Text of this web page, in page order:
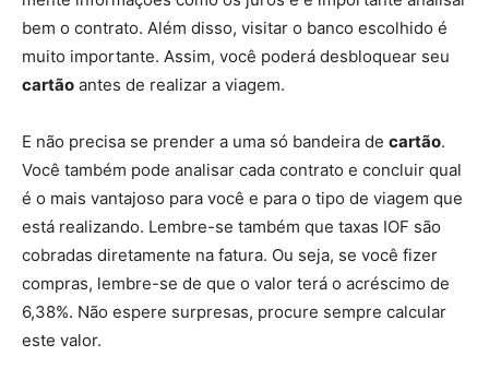
bem o contrato. Além disso, visitar o banco escolhido é
muito importante. Assim, você poderá desbloquear seu
cartão antes de realizar a viagem.
E não precisa se prender a uma só bandeira de cartão.
Você também pode analisar cada contrato e concluir qual
é o mais vantajoso para você e para o tipo de viagem que
está realizando. Lembre-se também que taxas IOF são
cobradas diretamente na fatura. Ou seja, se você fizer
compras, lembre-se de que o valor terá o acréscimo de
6,38%. Não espere surpresas, procure sempre calcular
este valor.